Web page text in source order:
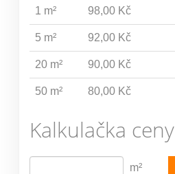
1 m² 98,00 Kč
5 m² 92,00 Kč
20 m² 90,00 Kč
50 m² 80,00 Kč
Kalkulačka ceny
m²